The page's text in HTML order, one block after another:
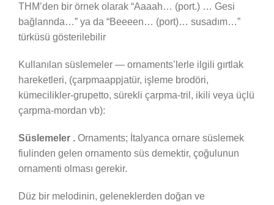
THM’den bir örnek olarak “Aaaah… (port.) … Gesi
bağlannda…” ya da “Beeeen… (port)… susadım…”
türküsü gösterilebilir
Kullanılan süslemeler — ornaments’lerle ilgili gırtlak
hareketleri, (çarpmaappjatür, işleme brodöri,
kümecilikler-grupetto, sürekli çarpma-tril, ikili veya üçlü
çarpma-mordan vb):
Süslemeler . Ornaments; İtalyanca ornare süslemek
fiulinden gelen ornamento süs demektir, çoğulunun
ornamenti olması gerekir.
Düz bir melodinin, geleneklerden doğan ve